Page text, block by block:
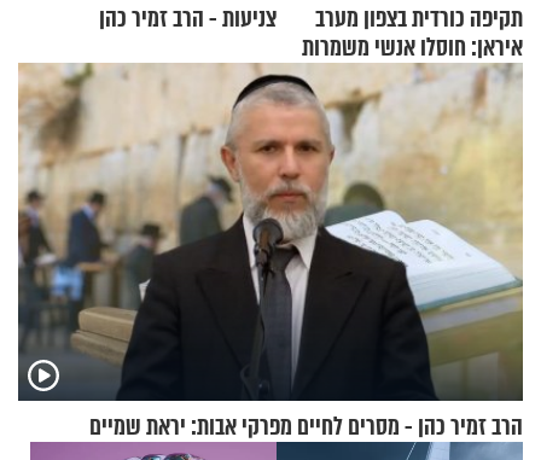
תקיפה כורדית בצפון מערב
איראן: חוסלו אנשי משמרות
המהפכה
צניעות - הרב זמיר כהן
הרב זמיר כהן - מסרים לחיים מפרקי אבות: יראת שמיים